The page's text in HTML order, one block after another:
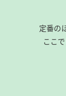
定番の
ここ